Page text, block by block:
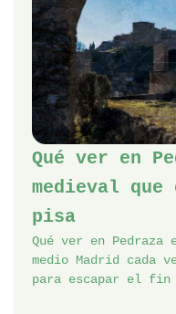
Qué ver en
medieval que
pisa
Qué ver en Pedraza
medio Madrid cada
para escapar el fin